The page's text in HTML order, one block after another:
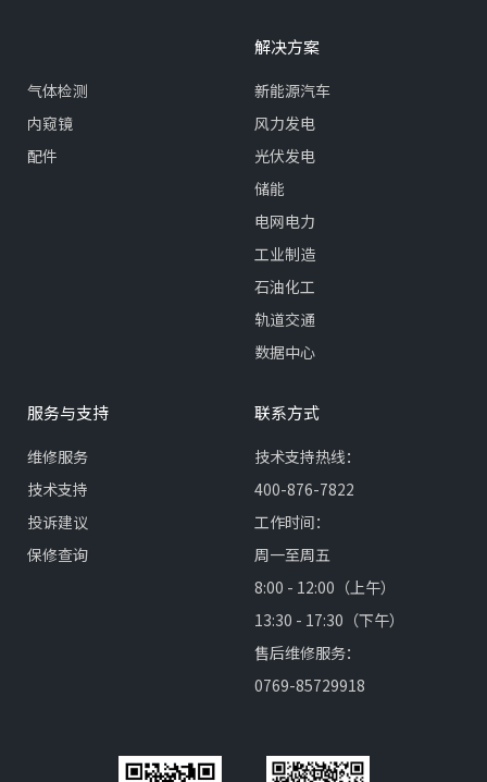
气体检测
内窥镜
配件
解决方案
新能源汽车
风力发电
光伏发电
储能
电网电力
工业制造
石油化工
轨道交通
数据中心
服务与支持
维修服务
技术支持
投诉建议
保修查询
联系方式
技术支持热线：
400-876-7822
工作时间：
周一至周五
8:00 - 12:00（上午）
13:30 - 17:30（下午）
售后维修服务：
0769-85729918